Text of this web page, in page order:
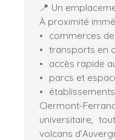
📍 Un
À proximité
commerces
transports en
accès rapide
parcs et
Clermont-
universitaire,
volcans